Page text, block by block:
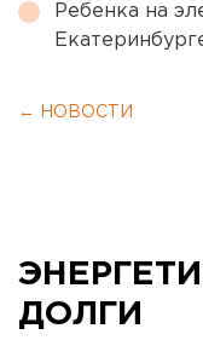
Ребенка на
← НОВОСТИ
ДОЛГИ